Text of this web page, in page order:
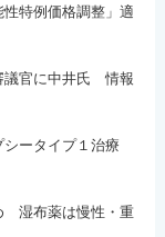
特例価格調整」適
議官に中井氏 情報
ータイプ１治療
湿布薬は慢性・重